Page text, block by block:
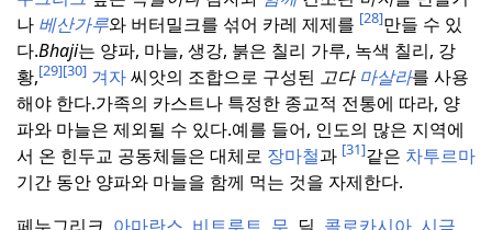
나 베산가루와 버터밀크를 섞어 카레 제제를 [28]만들 수 있
다.Bhaji는 양파, 마늘, 생강, 붉은 칠리 가루, 녹색 칠리, 강
황,[29][30] 겨자씨앗의 조합으로 구성된 고다 마살라를 사용
해야 한다.가족의 카스트나 특정한 종교적 전통에 따라, 양
파와 마늘은 제외될 수 있다.예를 들어, 인도의 많은 지역에
서 온 힌두교 공동체들은 대체로 장마철과 [31]같은 차투르마
기간 동안 양파와 마늘을 함께 먹는 것을 자제한다.
페누그리크, 아마란스, 비트루트, 무, 딜, 콜로카시아, 시금